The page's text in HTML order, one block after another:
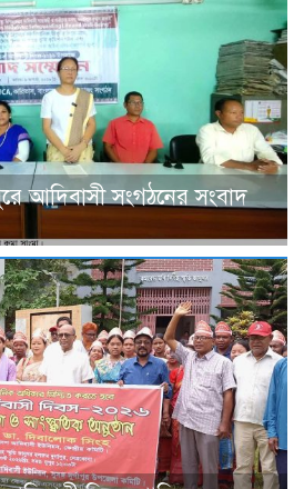
আদিবাসী সংগঠনের সংবাদ